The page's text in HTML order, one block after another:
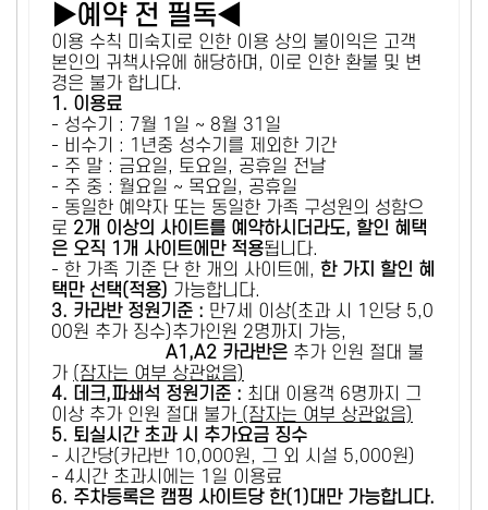
▶예약 전 필독◀
이용 수칙 미숙지로 인한 이용 상의 불이익은 고객
본인의 귀책사유에 해당하며, 이로 인한 환불 및 변
경은 불가 합니다.
1. 이용료
- 성수기 : 7월 1일 ~ 8월 31일
- 비수기 : 1년중 성수기를 제외한 기간
- 주 말 : 금요일, 토요일, 공휴일 전날
- 주 중 : 월요일 ~ 목요일, 공휴일
- 동일한 예약자 또는 동일한 가족 구성원의 성함으
로 2개 이상의 사이트를 예약하시더라도, 할인 혜택
은 오직 1개 사이트에만 적용됩니다.
- 한 가족 기준 단 한 개의 사이트에, 한 가지 할인 혜
택만 선택(적용) 가능합니다.
3. 카라반 정원기준 : 만7세 이상(초과 시 1인당 5,0
00원 추가 징수)추가인원 2명까지 가능,
A1,A2 카라반은 추가 인원 절대 불
가 (잠자는 여부 상관없음)
4. 데크,파쇄석 정원기준 : ​최대 이용객 6명까지 그
이상 추가 인원 절대 불가 (잠자는 여부 상관없음)
5. 퇴실시간 초과 시 추가요금 징수
- 시간당(카라반 10,000원, 그 외 시설 5,000원)
- 4시간 초과시에는 1일 이용료
6. 주차등록은 캠핑 사이트당 한(1)대만 가능합니다.